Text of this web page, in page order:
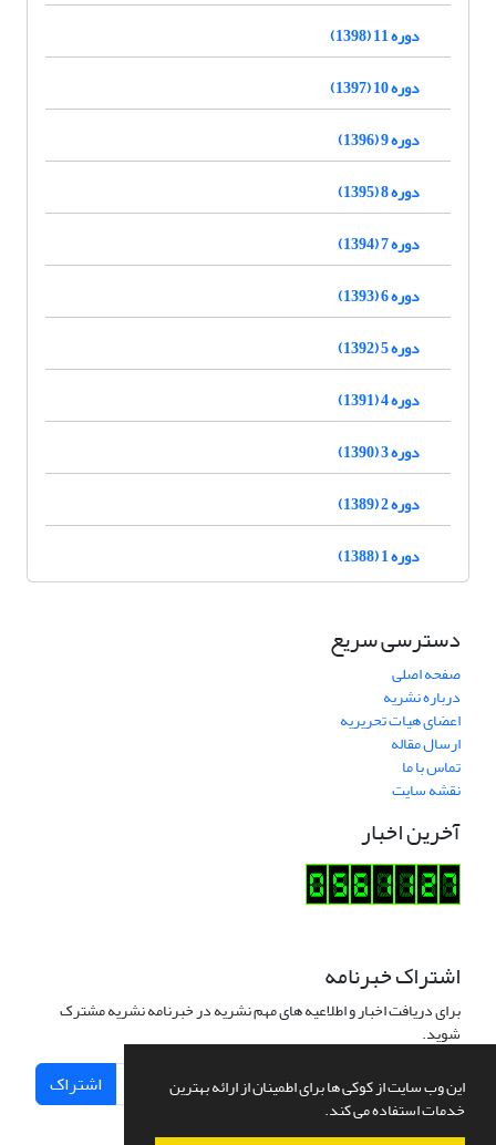
این وب سایت از کوکی ها برای اطمینان از ارائه بهترین
خدمات استفاده می کند.
دوره 11 (1398)
دوره 10 (1397)
دوره 9 (1396)
دوره 8 (1395)
دوره 7 (1394)
دوره 6 (1393)
دوره 5 (1392)
دوره 4 (1391)
دوره 3 (1390)
دوره 2 (1389)
دوره 1 (1388)
دسترسی سریع
صفحه اصلی
درباره نشریه
اعضای هیات تحریریه
ارسال مقاله
تماس با ما
نقشه سایت
آخرین اخبار
اشتراک خبرنامه
برای دریافت اخبار و اطلاعیه های مهم نشریه در خبرنامه نشریه مشترک
شوید.
اشتراک